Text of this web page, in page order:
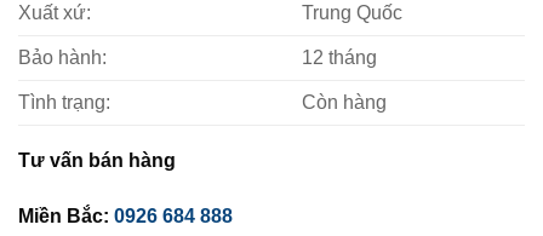
Xuất xứ: Trung Quốc
Bảo hành: 12 tháng
Tình trạng: Còn hàng
Tư vấn bán hàng
Miền Bắc: 0926 684 888